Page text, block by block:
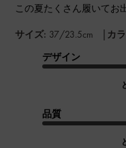
この夏たくさん履いてお
サイズ: 37/23.5cm | カ
デザイン
品質